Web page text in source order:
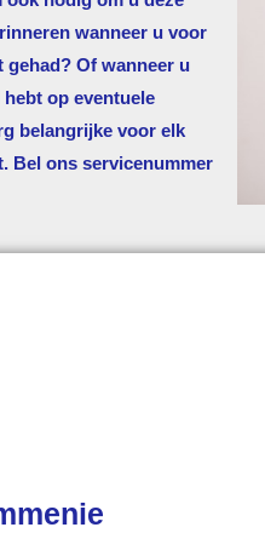
wanneer u voor
Of wanneer u
op eventuele
belangrijke voor elk
Bel ons servicenummer